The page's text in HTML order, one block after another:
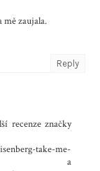
mě zaujala.
Reply
recenze značky
take-me-
a